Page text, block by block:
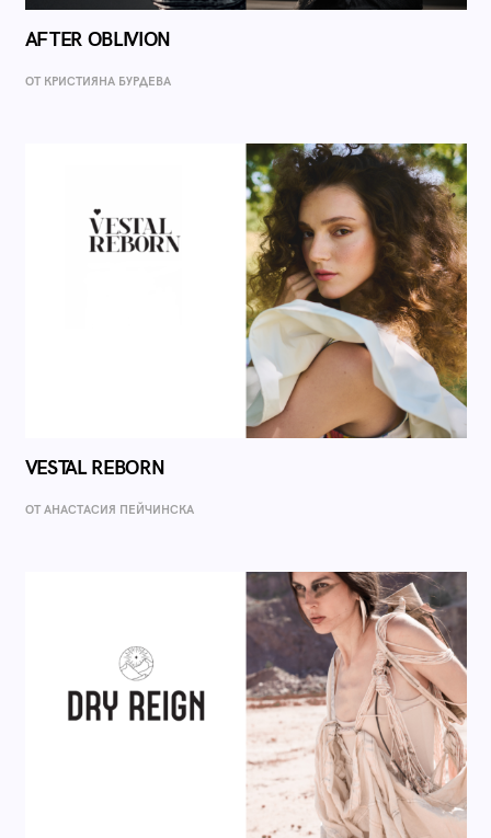
AFTER OBLIVION
ОТ КРИСТИЯНА БУРДЕВА
VESTAL REBORN
ОТ AНАСТАСИЯ ПЕЙЧИНСКА